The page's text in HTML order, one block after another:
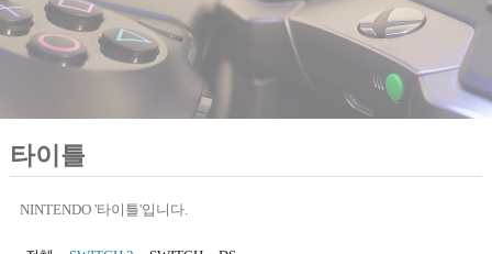
타이틀
NINTENDO '타이틀'입니다.